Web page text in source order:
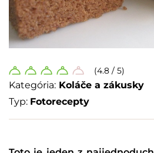
(4.8 / 5)
Kategória: Koláče a zákusky
Typ: Fotorecepty